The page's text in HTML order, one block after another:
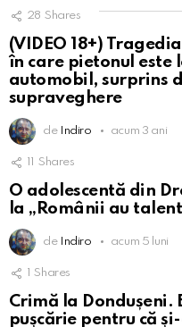
28 Shares
(VIDEO 18+)
în care pietonul este
automobil, surprins
supraveghere
de Indiro acum 3 ani
11 Shares
O adolescentă din
la „Românii au
de Indiro acum 5 luni
1 Shares
Crimă la
pușcărie pentru că